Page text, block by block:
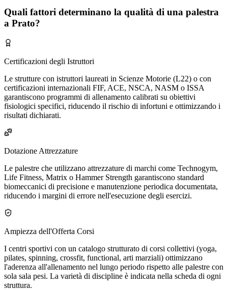
Quali fattori determinano la qualità di una palestra
a Prato?
Certificazioni degli Istruttori
Le strutture con istruttori laureati in Scienze Motorie (L22) o con
certificazioni internazionali FIF, ACE, NSCA, NASM o ISSA
garantiscono programmi di allenamento calibrati su obiettivi
fisiologici specifici, riducendo il rischio di infortuni e ottimizzando i
risultati dichiarati.
Dotazione Attrezzature
Le palestre che utilizzano attrezzature di marchi come Technogym,
Life Fitness, Matrix o Hammer Strength garantiscono standard
biomeccanici di precisione e manutenzione periodica documentata,
riducendo i margini di errore nell'esecuzione degli esercizi.
Ampiezza dell'Offerta Corsi
I centri sportivi con un catalogo strutturato di corsi collettivi (yoga,
pilates, spinning, crossfit, functional, arti marziali) ottimizzano
l'aderenza all'allenamento nel lungo periodo rispetto alle palestre con
sola sala pesi. La varietà di discipline è indicata nella scheda di ogni
struttura.